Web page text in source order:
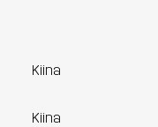
Kiina
Kiina